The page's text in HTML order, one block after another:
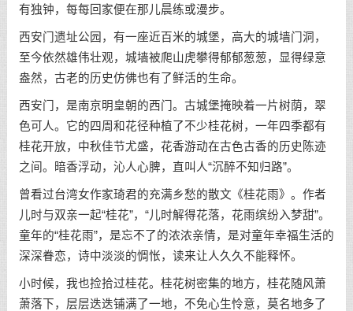
有独钟，每每回家便在那儿晨练或漫步。
西安门遗址公园，有一座近百米的城堡，高大的城墙门洞，
至今依然雄伟壮观，城墙被爬山虎攀得郁郁葱葱，显得绿意
盎然，古老的历史仿佛也有了鲜活的生命。
西安门，是南京明皇朝的西门。古城堡掩映着一片树荫，翠
色可人。它的四周和花径种植了不少桂花树，一年四季都有
桂花开放，中秋佳节尤盛，花香游动在古色古香的历史陈迹
之间。暗香浮动，沁人心脾，直叫人“沉醉不知归路”。
曾看过台湾女作家琦君的充满乡愁的散文《桂花雨》。作者
儿时与双亲一起“桂花”，“儿时解得花落，花雨缤纷入梦甜”。
童年的“桂花雨”，是忘不了的浓浓亲情，是对童年幸福生活的
深深眷恋，诗中淡淡的惆怅，读来让人久久不能释怀。
小时候，我也捡拾过桂花。桂花树密集的地方，桂花随风萧
萧落下，层层迭迭铺满了一地，不免心生怜意，莫名地多了